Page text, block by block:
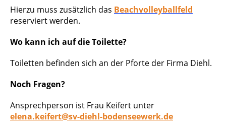
Hierzu muss zusätzlich das Beachvolleyballfeld
reserviert werden.
Wo kann ich auf die Toilette?
Toiletten befinden sich an der Pforte der Firma Diehl.
Noch Fragen?
Ansprechperson ist Frau Keifert unter
elena.keifert@sv-diehl-bodenseewerk.de